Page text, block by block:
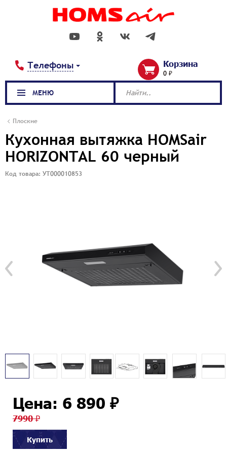
Телефоны Корзина
0 ₽
Плоские
Кухонная вытяжка HOMSair
HORIZONTAL 60 черный
Код товара: УТ000010853
Цена: 6 890 ₽
7990 ₽
Купить
МЕНЮ Найти..